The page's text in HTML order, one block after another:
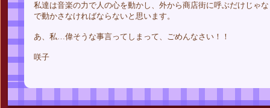
私達は音楽の力で人の心を動かし、外から商店街に呼ぶだけじゃ
で動かさなければならないと思います。
あ、私…偉そうな事言ってしまって、ごめんなさい！！
咲子